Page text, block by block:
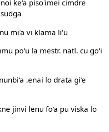
ke'a piso'imei cimdre
mi'a vi klama li'u
po'u la mestr. natl. cu go'i
.enai lo drata gi'e
jinvi lenu fo'a pu viska lo